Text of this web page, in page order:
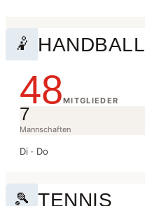
🤾 HANDBALL
48MITGLIEDER
7
Mannschaften
Di · Do
🎾 TENNIS